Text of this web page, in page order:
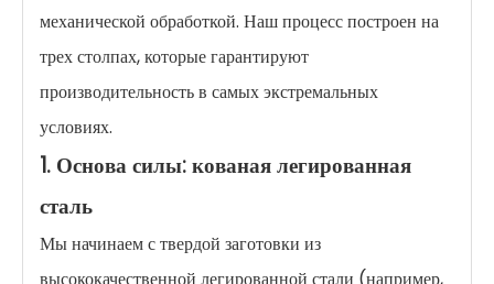
механической обработкой. Наш процесс построен на
трех столпах, которые гарантируют
производительность в самых экстремальных
условиях.
1. Основа силы: кованая легированная
сталь
Мы начинаем с твердой заготовки из